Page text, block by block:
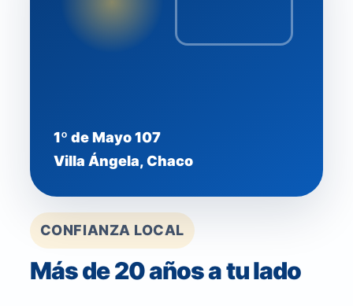
1º de Mayo 107
Villa Ángela, Chaco
CONFIANZA LOCAL
Más de 20 años a tu lado